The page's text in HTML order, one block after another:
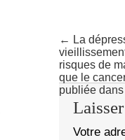
← La
risques de
que le
publiée
Votre